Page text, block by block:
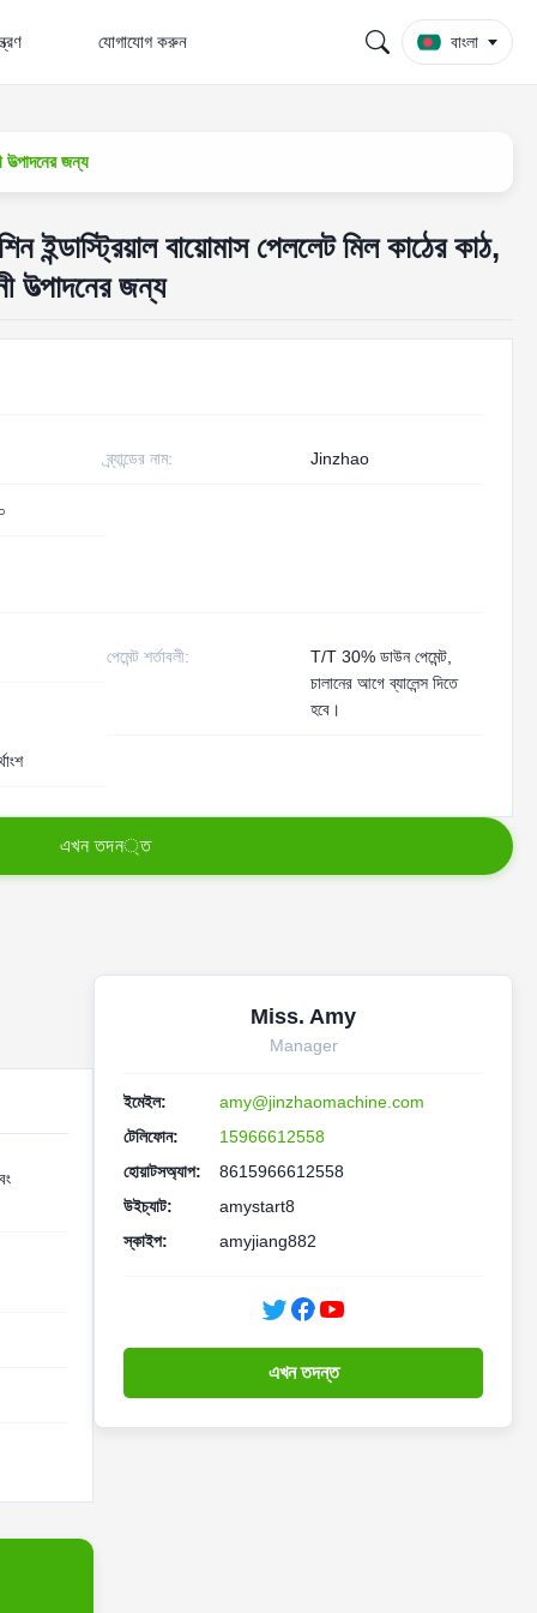
যোগাযোগ করুন বাংলা
জন্য
বায়োমাস পেললেট মিল কাঠের কাঠ,
উত্পাদনের জন্য
ব্র্যান্ডের নাম: Jinzhao
পেমেন্ট শর্তাবলী:
T/T 30% ডাউন পেমেন্ট,
চালানের আগে ব্যালেন্স দিতে
হবে।
এখন তদন্ত
Miss. Amy
Manager
ইমেইল:
amy@jinzhaomachine.com
টেলিফোন:
15966612558
হোয়াটসঅ্যাপ:
8615966612558
উইচ্যাট:
amystart8
স্কাইপ:
amyjiang882
এখন তদন্ত